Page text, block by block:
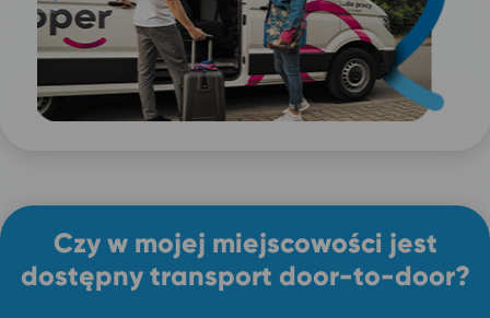
Czy w mojej miejscowości jest
dostępny transport door-to-door?